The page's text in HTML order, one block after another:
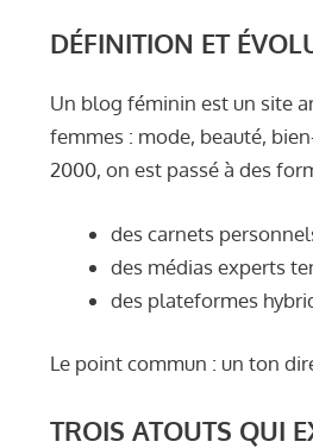
DÉFINITION ET
Un blog féminin est un site
femmes : mode, beauté,
2000, on est passé à des
des carnets
des médias experts
des plateformes
Le point commun : un ton
TROIS ATOUTS QUI